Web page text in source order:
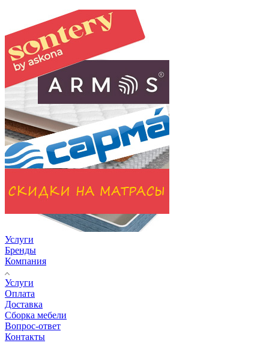
Услуги
Бренды
Компания
Услуги
Оплата
Доставка
Сборка мебели
Вопрос-ответ
Контакты